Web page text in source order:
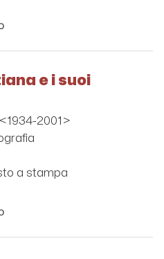
e i suoi
2001>
a stampa